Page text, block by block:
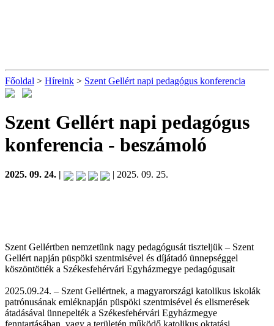
Főoldal > Híreink > Szent Gellért napi pedagógus konferencia
Szent Gellért napi pedagógus
konferencia - beszámoló
2025. 09. 24. | | 2025. 09. 25.
Szent Gellértben nemzetünk nagy pedagógusát tiszteljük – Szent
Gellért napján püspöki szentmisével és díjátadó ünnepséggel
köszöntötték a Székesfehérvári Egyházmegye pedagógusait
2025.09.24. – Szent Gellértnek, a magyarországi katolikus iskolák
patrónusának emléknapján püspöki szentmisével és elismerések
átadásával ünnepelték a Székesfehérvári Egyházmegye
fenntartásában, vagy a területén működő katolikus oktatási